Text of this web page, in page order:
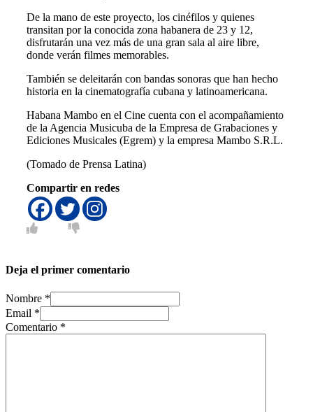
De la mano de este proyecto, los cinéfilos y quienes
transitan por la conocida zona habanera de 23 y 12,
disfrutarán una vez más de una gran sala al aire libre,
donde verán filmes memorables.
También se deleitarán con bandas sonoras que han hecho
historia en la cinematografía cubana y latinoamericana.
Habana Mambo en el Cine cuenta con el acompañamiento
de la Agencia Musicuba de la Empresa de Grabaciones y
Ediciones Musicales (Egrem) y la empresa Mambo S.R.L.
(Tomado de Prensa Latina)
Compartir en redes
Deja el primer comentario
Nombre *
Email *
Comentario *